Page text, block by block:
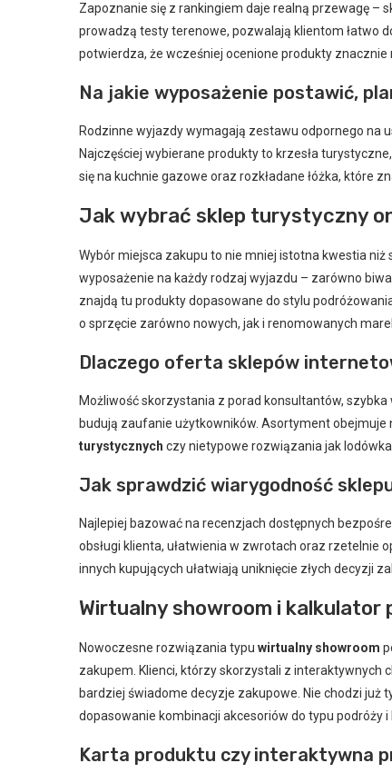
Zapoznanie się z rankingiem daje realną przewagę –
prowadzą testy terenowe, pozwalają klientom łatwo
potwierdza, że wcześniej ocenione produkty znacznie
Na jakie wyposażenie postawić,
Rodzinne wyjazdy wymagają zestawu odpornego na
Najczęściej wybierane produkty to krzesła
się na kuchnie gazowe oraz rozkładane łóżka, które
Jak wybrać sklep turystyczny
Wybór miejsca zakupu to nie mniej istotna kwestia
wyposażenie na każdy rodzaj wyjazdu – zarówno
znajdą tu produkty dopasowane do stylu
o sprzęcie zarówno nowych, jak i renomowanych
Dlaczego oferta sklepów
Możliwość skorzystania z porad konsultantów,
budują zaufanie użytkowników. Asortyment
turystycznych czy nietypowe rozwiązania jak
Jak sprawdzić wiarygodność
Najlepiej bazować na recenzjach dostępnych
obsługi klienta, ułatwienia w zwrotach oraz rzetelnie
innych kupujących ułatwiają uniknięcie złych decyzji
Wirtualny showroom i kalkulator
Nowoczesne rozwiązania typu wirtualny showroom
zakupem. Klienci, którzy skorzystali z interaktywnych
bardziej świadome decyzje zakupowe. Nie chodzi już
dopasowanie kombinacji akcesoriów do typu podróży i
Karta produktu czy interaktywna